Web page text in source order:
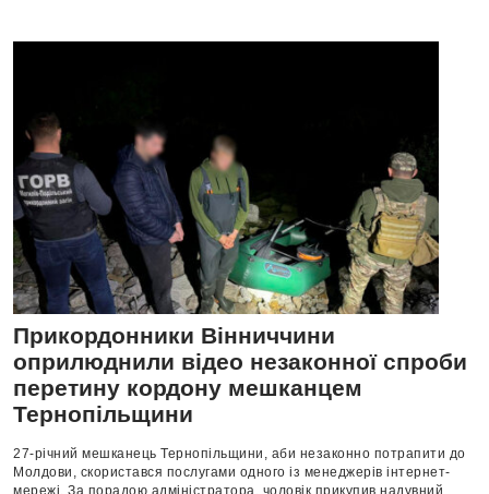
Прикордонники Вінниччини
оприлюднили відео незаконної спроби
перетину кордону мешканцем
Тернопільщини
27-річний мешканець Тернопільщини, аби незаконно потрапити до
Молдови, скористався послугами одного із менеджерів інтернет-